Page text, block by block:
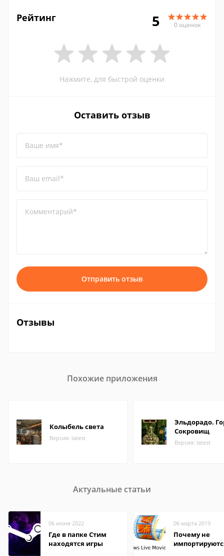
Рейтинг 5 0 оценок
Нажмите, для быстрой оценки
Оставить отзыв
Ваше имя*
Ваш email*
Комментарий*
Отправить отзыв
Отзывы
Похожие приложения
Колыбель света
Версия: latest
Эльдорадо.
Сокровищ
Версия: latest
Актуальные статьи
06 июня 2022
Где в папке Стим
находятся игры
06 марта 2019
Почему не